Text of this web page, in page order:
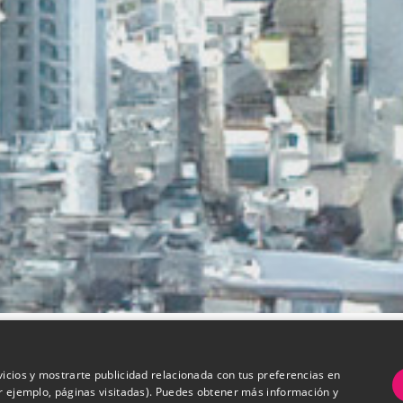
y mostrarte publicidad relacionada con tus preferencias en
páginas visitadas). Puedes obtener más información y